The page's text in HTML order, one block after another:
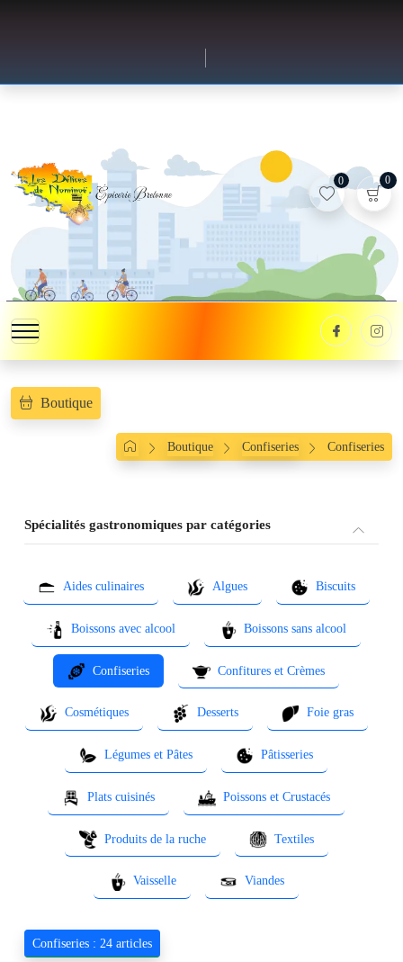
0 0
Boutique
Boutique Confiseries Confiseries
Spécialités gastronomiques par catégories
Aides culinaires Algues Biscuits
Boissons avec alcool Boissons sans alcool
Confiseries Confitures et Crèmes
Cosmétiques Desserts Foie gras
Légumes et Pâtes Pâtisseries
Plats cuisinés Poissons et Crustacés
Produits de la ruche Textiles
Vaisselle Viandes
Confiseries : 24 articles